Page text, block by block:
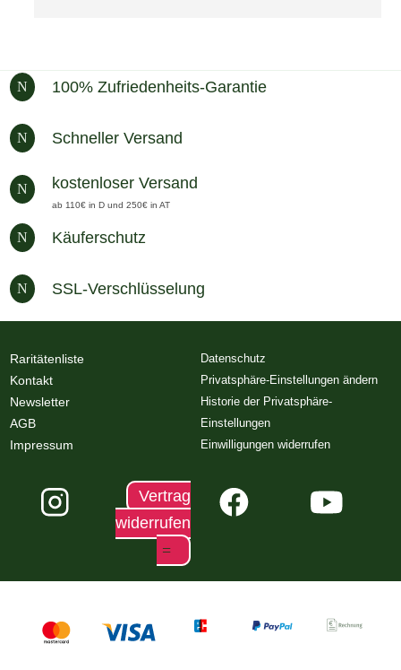
N 100% Zufriedenheits-Garantie
N Schneller Versand
N kostenloser Versand
ab 110€ in D und 250€ in AT
N Käuferschutz
N SSL-Verschlüsselung
Raritätenliste
Kontakt
Newsletter
AGB
Impressum
Datenschutz
Privatsphäre-Einstellungen ändern
Historie der Privatsphäre-
Einstellungen
Einwilligungen widerrufen
Vertrag
widerrufen